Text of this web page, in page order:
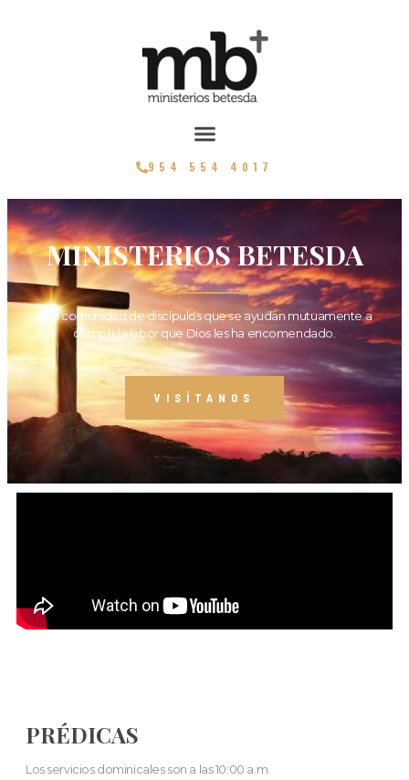
954 554 4017
MINISTERIOS BETESDA
Una comunidad de discípulos que se ayudan mutuamente a
cumplir la labor que Dios les ha encomendado.
VISÍTANOS
PRÉDICAS
Los servicios dominicales son a las 10:00 a.m.